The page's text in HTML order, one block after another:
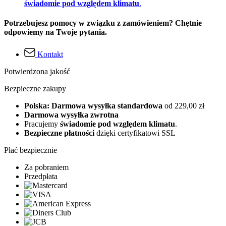
świadomie pod względem klimatu.
Potrzebujesz pomocy w związku z zamówieniem? Chętnie
odpowiemy na Twoje pytania.
Kontakt
Potwierdzona jakość
Bezpieczne zakupy
Polska: Darmowa wysyłka standardowa od 229,00 zł
Darmowa wysyłka zwrotna
Pracujemy świadomie pod względem klimatu.
Bezpieczne płatności dzięki certyfikatowi SSL
Płać bezpiecznie
Za pobraniem
Przedpłata